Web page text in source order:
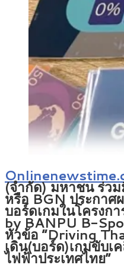
(จำกัด) มหาชน ร่ว
หรือ BGN ประกาศ
บอร์ดเกมในโครงก
by BANPU B-
หัวข้อ “Driving
เดิน(บอร์ด)เกมขับ
ไฟฟ้าประเทศไทย”